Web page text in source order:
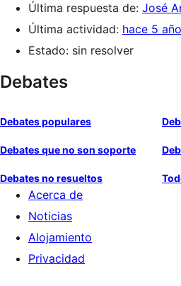
Última respuesta de: José
Última actividad: hace 5
Estado: sin resolver
Debates
Debates populares
Debates que no son soporte
Debates no resueltos
Acerca de
Noticias
Alojamiento
Privacidad